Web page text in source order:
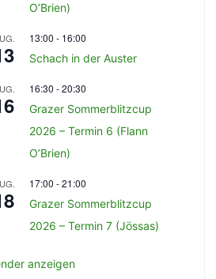
O’Brien)
13:00 - 16:00
Schach in der Auster
16:30 -20:30
Grazer Sommerblitzcup
2026 – Termin 6 (Flann
O’Brien)
17:00 -21:00
Grazer Sommerblitzcup
2026 – Termin 7 (Jössas)
anzeigen